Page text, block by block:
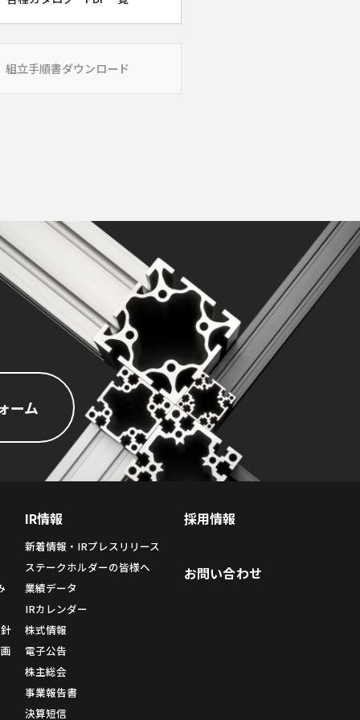
組立手順書ダウンロード
ーム
IR情報
新着情報・IRプレスリリース
ステークホルダーの皆様へ
業績データ
IRカレンダー
株式情報
電子公告
株主総会
事業報告書
決算短信
採用情報
お問い合わせ